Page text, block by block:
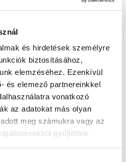
és hirdetések személyre
biztosításához,
elemzéséhez. Ezenkívül
és elemező partnereinkkel
vonatkozó
az adatokat más olyan
meg számukra vagy az
gyűjtöttek.
szeretne?